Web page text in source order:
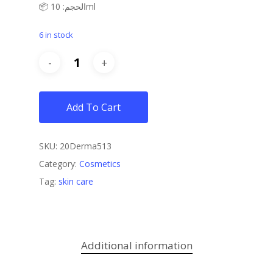
📦 الحجم: 10ml
6 in stock
Add To Cart
SKU: 20Derma513
Category: Cosmetics
Tag: skin care
Additional information